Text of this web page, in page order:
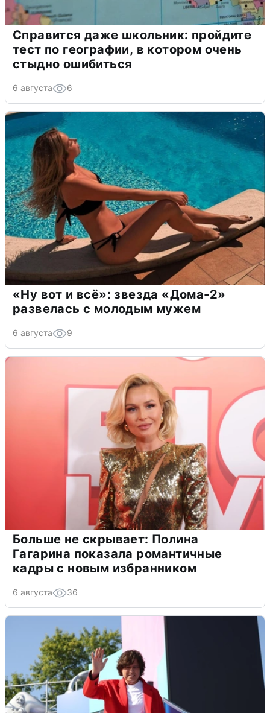
Справится даже школьник: пройдите
тест по географии, в котором очень
стыдно ошибиться
6 августа 6
«Ну вот и всё»: звезда «Дома-2»
развелась с молодым мужем
6 августа 9
Больше не скрывает: Полина
Гагарина показала романтичные
кадры с новым избранником
6 августа 36